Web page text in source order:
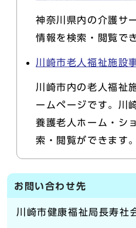
神奈川県内の介護サ
情報を検索・閲覧で
川崎市老人福祉施設
川崎市内の老人福祉
ームページです。川
養護老人ホーム・シ
索・閲覧ができます。
お問い合わせ先
川崎市健康福祉局長寿社